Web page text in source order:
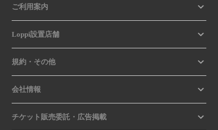
ご利用案内
Loppi設置店舗
規約・その他
会社情報
チケット販売委託・広告掲載